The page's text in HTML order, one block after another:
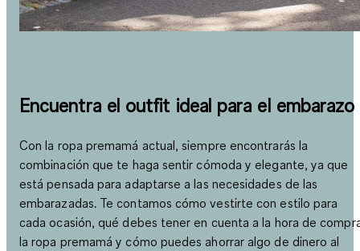
Encuentra el outfit ideal para el embarazo
Con la ropa premamá actual, siempre encontrarás la
combinación que te haga sentir cómoda y elegante, ya que
está pensada para adaptarse a las necesidades de las
embarazadas. Te contamos cómo vestirte con estilo para
cada ocasión, qué debes tener en cuenta a la hora de
la ropa premamá y cómo puedes ahorrar algo de dinero al